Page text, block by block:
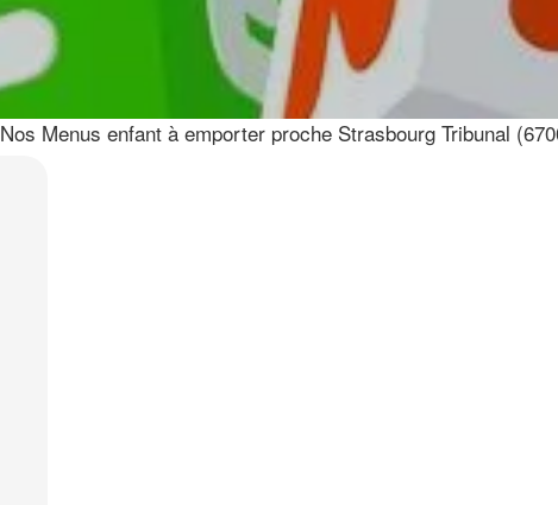
Nos Menus enfant à emporter proche Strasbourg Tribunal